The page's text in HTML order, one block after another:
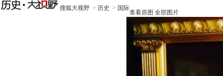
搜狐大视野 > 历史 > 国际
查看原图 全部图片